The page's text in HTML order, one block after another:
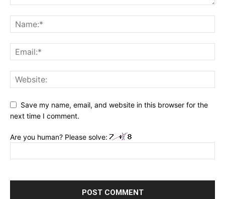
Save my name, email, and website in this browser for the
next time I comment.
Are you human? Please solve: